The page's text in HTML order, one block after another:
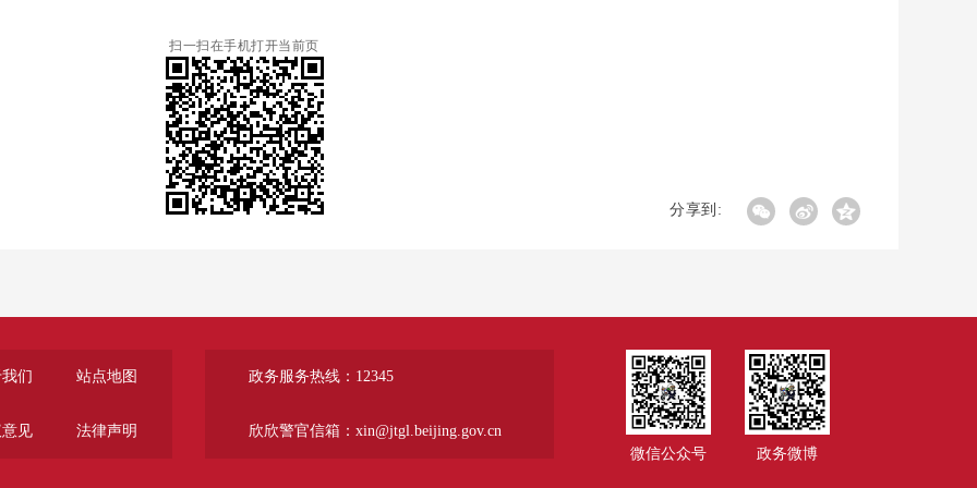
扫一扫在手机打开当前页
分享到:
们 站点地图
见 法律声明
政务服务热线：12345
欣欣警官信箱：xin@jtgl.beijing.gov.cn
微信公众号
政务微博